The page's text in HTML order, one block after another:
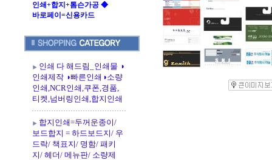
인쇄+합지+톰슨가공 ◆
바로페이=신용카드
인쇄 다 해드림_인쇄물 ◑
인쇄제작 ◑빠른인쇄◑소량
인쇄,NCR인쇄,쿠폰,경품,
티켓,넘버링인쇄,합지인쇄
합지인쇄=두꺼운종이/
보드합지 = 하드보드지/ 우
드락/ 책표지/ 명함/ 패키
지/ 헤더/ 메뉴판/ 소량제